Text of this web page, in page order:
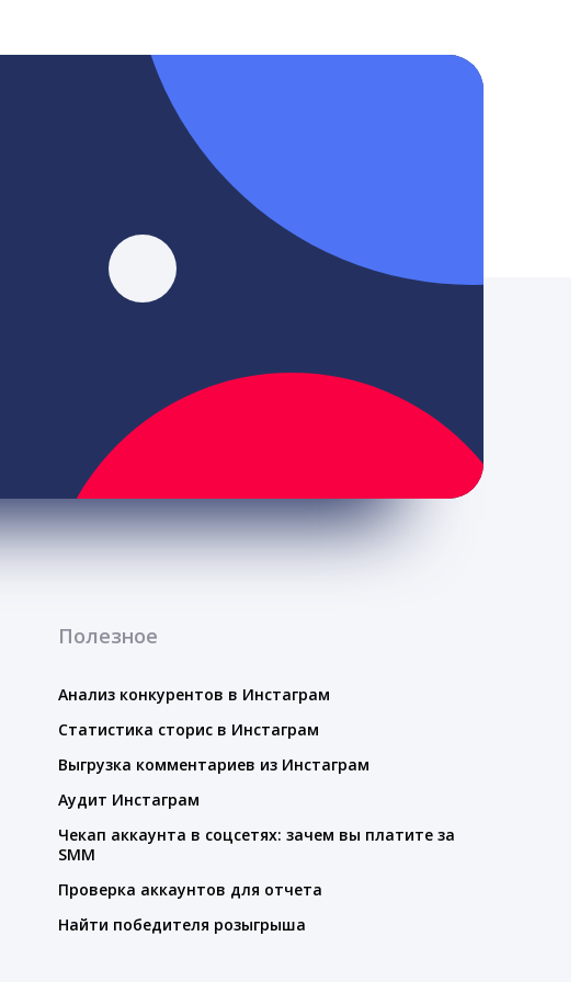
Полезное
Анализ конкурентов в Инстаграм
Статистика сторис в Инстаграм
Выгрузка комментариев из Инстаграм
Аудит Инстаграм
Чекап аккаунта в соцсетях: зачем вы платите за
SMM
Проверка аккаунтов для отчета
Найти победителя розыгрыша